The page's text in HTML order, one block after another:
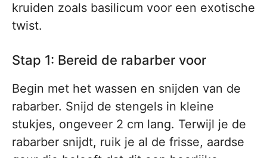
kruiden zoals basilicum voor een exotische
twist.
Stap 1: Bereid de rabarber voor
Begin met het wassen en snijden van de
rabarber. Snijd de stengels in kleine
stukjes, ongeveer 2 cm lang. Terwijl je de
rabarber snijdt, ruik je al de frisse, aardse